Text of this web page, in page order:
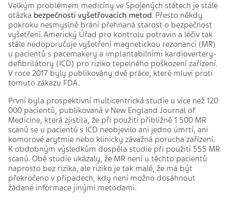
Velkým problémem medicíny ve Spojených státech je stále
otázka bezpečnosti vyšetřovacích metod. Přesto někdy
pokroku nesmyslně brání přehnaná starost o bezpečnost
vyšetření. Americký Úřad pro kontrolu potravin a léčiv tak
stále nedoporučuje vyšetření magnetickou rezonancí (MR)
u pacientů s pacemakery a implantabilními kardiovertery-
defibrilátory (ICD) pro riziko tepelného poškození zařízení.
V roce 2017 byly publikovány dvě práce, které mluví proti
tomuto zákazu FDA.
První byla prospektivní multicentrická studie u více než 120
000 pacientů, publikovaná v New England Journal of
Medicine, která zjistila, že při použití přibližně 1 500 MR
scanů se u pacientů s ICD neobjevilo ani jedno úmrtí, ani
komorové arytmie nebo klinicky závažná porucha zařízení.
K obdobným výsledkům dospěla studie při použití 555 MR
scanů. Obě studie ukázaly, že MR není u těchto pacientů
naprosto bez rizika, ale riziko je tak malé, že má být
překročeno v případech, kdy není možno dosáhnout
žádané informace jinými metodami.